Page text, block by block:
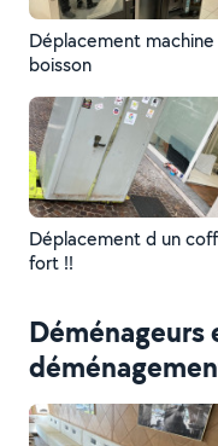
Déplacement machine
boisson
Déplacement d un
fort !!
Déménageurs